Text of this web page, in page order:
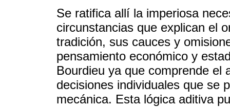
Se ratifica allí la imperiosa
circunstancias que explican el
tradición, sus cauces y
pensamiento económico y
Bourdieu ya que comprende el
decisiones individuales que se
mecánica. Esta lógica aditiva